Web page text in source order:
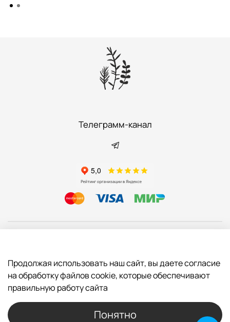
Покупателям
Телеграмм-канал
Продолжая использовать наш сайт, вы даете согласие
на обработку файлов cookie, которые обеспечивают
правильную работу сайта
Понятно